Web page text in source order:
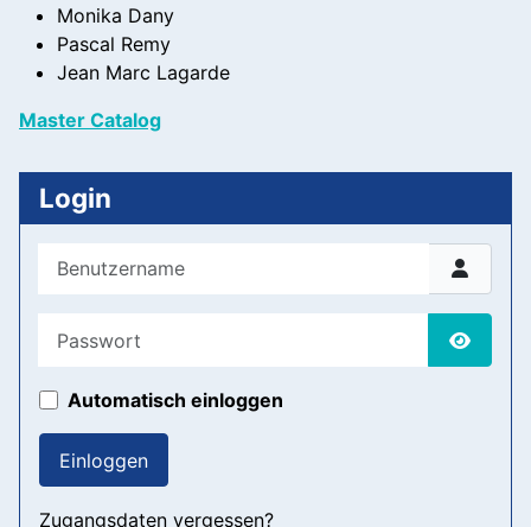
Monika Dany
Pascal Remy
Jean Marc Lagarde
Master Catalog
Login
Benutzername
Automatisch einloggen
Einloggen
Zugangsdaten vergessen?